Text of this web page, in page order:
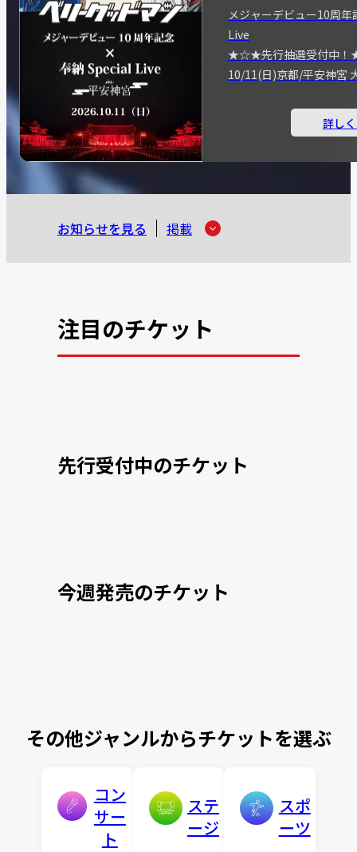
メジャーデビュー10周
Live
★☆★先行抽選受付中
10/11(日)京都/平安神宮
詳し
お知らせを見る 掲載
注目のチケット
先行受付中のチケット
今週発売のチケット
その他ジャンルからチケットを選ぶ
コン
サー
ト
ステ
ージ
スポ
ーツ